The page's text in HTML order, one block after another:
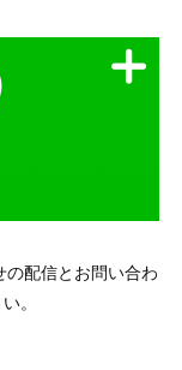
配信とお問い合わ
。